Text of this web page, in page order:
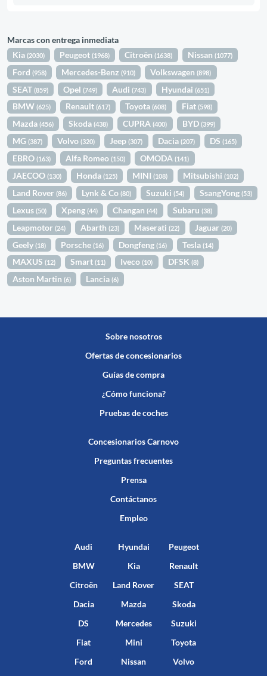
Marcas con entrega inmediata
Kia(2030) Peugeot(1968) Citroën(1638) Nissan (1077)
Ford(958) Mercedes-Benz(910) Volkswagen(898)
SEAT(859) Opel(749) Audi(743) Hyundai (651)
BMW(625) Renault(617) Toyota(608) Fiat (598)
Mazda(456) Skoda(438) CUPRA(400) BYD (399)
MG(387) Volvo(320) Jeep(307) Dacia (207) DS (165)
EBRO(163) Alfa Romeo(150) OMODA(141)
JAECOO(130) Honda(125) MINI(108) Mitsubishi (102)
Land Rover(86) Lynk & Co(80) Suzuki(54) SsangYong (53)
Lexus(50) Xpeng(44) Changan(44) Subaru (38)
Leapmotor(24) Abarth(23) Maserati(22) Jaguar (20)
Geely(18) Porsche(16) Dongfeng(16) Tesla (14)
MAXUS(12) Smart(11) Iveco(10) DFSK (8)
Aston Martin(6) Lancia(6)
Sobre nosotros
Ofertas de concesionarios
Guías de compra
¿Cómo funciona?
Pruebas de coches
Concesionarios Carnovo
Preguntas frecuentes
Prensa
Contáctanos
Empleo
Audi
BMW
Citroën
Dacia
DS
Fiat
Ford
Hyundai
Kia
Land Rover
Mazda
Mercedes
Mini
Nissan
Peugeot
Renault
SEAT
Skoda
Suzuki
Toyota
Volvo